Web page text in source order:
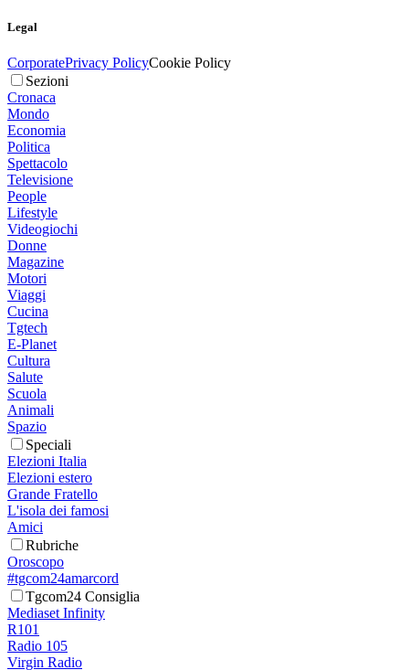
Legal
CorporatePrivacy PolicyCookie Policy
Sezioni
Cronaca
Mondo
Economia
Politica
Spettacolo
Televisione
People
Lifestyle
Videogiochi
Donne
Magazine
Motori
Viaggi
Cucina
Tgtech
E-Planet
Cultura
Salute
Scuola
Animali
Spazio
Speciali
Elezioni Italia
Elezioni estero
Grande Fratello
L'isola dei famosi
Amici
Rubriche
Oroscopo
#tgcom24amarcord
Tgcom24 Consiglia
Mediaset Infinity
R101
Radio 105
Virgin Radio